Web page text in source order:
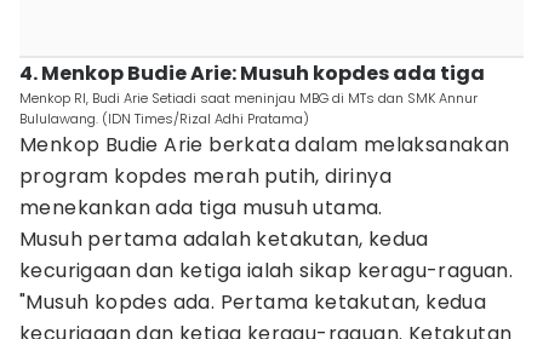
4. Menkop Budie Arie: Musuh kopdes ada tiga
Menkop RI, Budi Arie Setiadi saat meninjau MBG di MTs dan SMK Annur
Bululawang. (IDN Times/Rizal Adhi Pratama)
Menkop Budie Arie berkata dalam melaksanakan
program kopdes merah putih, dirinya
menekankan ada tiga musuh utama.
Musuh pertama adalah ketakutan, kedua
kecurigaan dan ketiga ialah sikap keragu-raguan.
"Musuh kopdes ada. Pertama ketakutan, kedua